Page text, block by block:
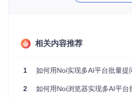
Noi浏览器内置对20+主流AI平台的原
杂的平台适配逻辑封装为可扩展模块
相关内容推荐
1 如何用Noi实现多AI平台批量提问？3
2 如何用Noi浏览器实现多AI平台批量提问？3